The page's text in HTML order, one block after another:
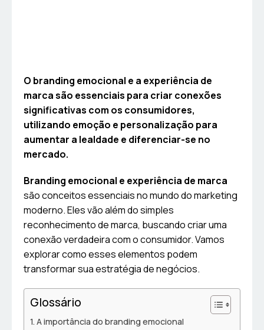
O branding emocional e a experiência de
marca são essenciais para criar conexões
significativas com os consumidores,
utilizando emoção e personalização para
aumentar a lealdade e diferenciar-se no
mercado.
Branding emocional e experiência de marca
são conceitos essenciais no mundo do marketing
moderno. Eles vão além do simples
reconhecimento de marca, buscando criar uma
conexão verdadeira com o consumidor. Vamos
explorar como esses elementos podem
transformar sua estratégia de negócios.
Glossário
A importância do branding emocional